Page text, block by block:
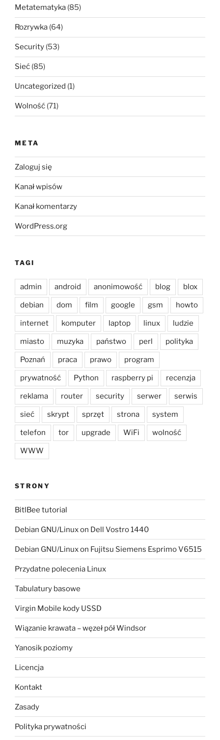
Metatematyka (85)
Rozrywka (64)
Security (53)
Sieć (85)
Uncategorized (1)
Wolność (71)
META
Zaloguj się
Kanał wpisów
Kanał komentarzy
WordPress.org
TAGI
admin android anonimowość blog blox
debian dom film google gsm howto
internet komputer laptop linux ludzie
miasto muzyka państwo perl polityka
Poznań praca prawo program
prywatność Python raspberry pi recenzja
reklama router security serwer serwis
sieć skrypt sprzęt strona system
telefon tor upgrade WiFi wolność
WWW
STRONY
BitlBee tutorial
Debian GNU/Linux on Dell Vostro 1440
Debian GNU/Linux on Fujitsu Siemens Esprimo V6515
Przydatne polecenia Linux
Tabulatury basowe
Virgin Mobile kody USSD
Wiązanie krawata – węzeł pół Windsor
Yanosik poziomy
Licencja
Kontakt
Zasady
Polityka prywatności